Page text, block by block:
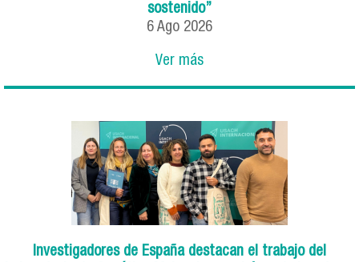
sostenido”
6 Ago 2026
Ver más
Investigadores de España destacan el trabajo del